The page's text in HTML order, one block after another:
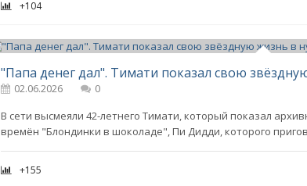
+104
02.06.2026
0
В сети высмеяли 42-летнего Тимати, который показал
времён "Блондинки в шоколаде", Пи Дидди, которого
+155